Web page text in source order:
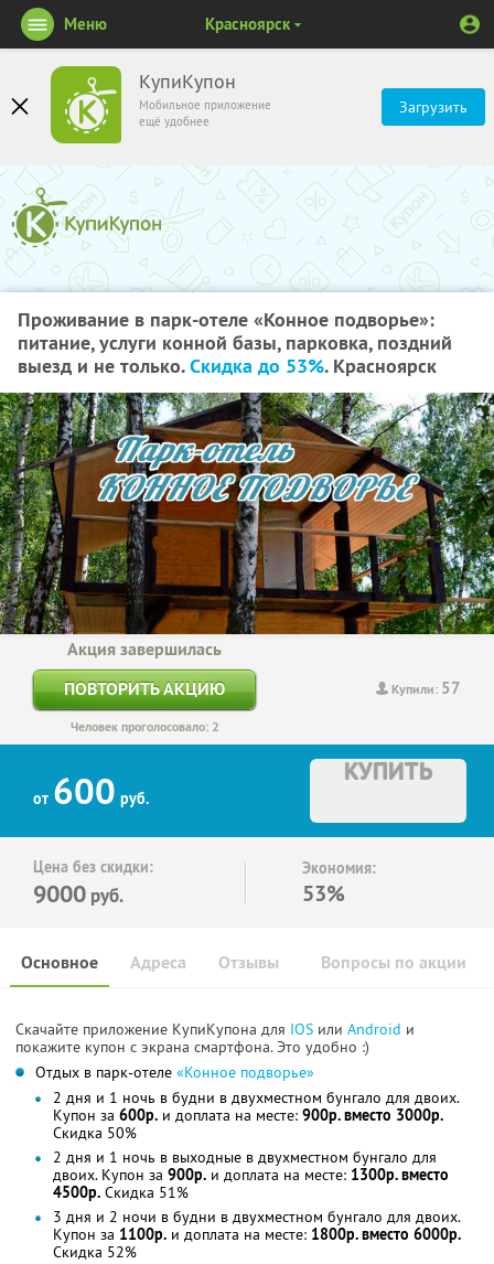
КупиКупон
Мобильное приложение
ещё удобнее
Загрузить
Меню Красноярск
Проживание в парк-отеле «Конное подворье»:
питание, услуги конной базы, парковка, поздний
выезд и не только.Скидка до 53%. Красноярск
Купили: 57
Акция завершилась
ПОВТОРИТЬ АКЦИЮ
Человек проголосовало: 2
от 600 руб.
КУПИТЬ
Цена без скидки:
9000 руб.
Экономия:
53%
Основное Отзывы Вопросы по акции
Адреса
Скачайте приложение КупиКупона для IOS или Android и
покажите купон с экрана смартфона. Это удобно :)
Отдых в парк-отеле «Конное подворье»
2 дня и 1 ночь в будни в двухместном бунгало для двоих.
Купон за 600р. и доплата на месте: 900р. вместо 3000р.
Скидка 50%
2 дня и 1 ночь в выходные в двухместном бунгало для
двоих. Купон за 900р. и доплата на месте: 1300р. вместо
4500р. Скидка 51%
3 дня и 2 ночи в будни в двухместном бунгало для двоих.
Купон за 1100р. и доплата на месте: 1800р. вместо 6000р.
Скидка 52%